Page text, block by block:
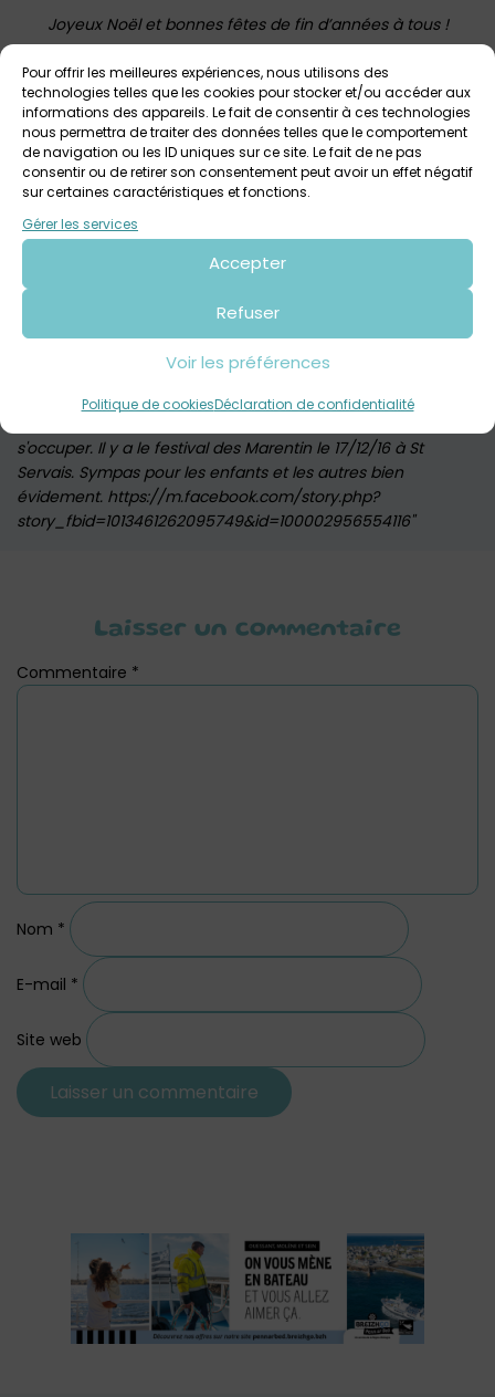
Pour offrir les meilleures expériences, nous utilisons des
technologies telles que les cookies pour stocker et/ou accéder aux
informations des appareils. Le fait de consentir à ces technologies
nous permettra de traiter des données telles que le comportement
de navigation ou les ID uniques sur ce site. Le fait de ne pas
consentir ou de retirer son consentement peut avoir un effet négatif
sur certaines caractéristiques et fonctions.
Gérer les services
Accepter
Refuser
Voir les préférences
Politique de cookiesDéclaration de confidentialité
Joyeux Noël et bonnes fêtes de fin d’années à tous !
Votre avis sur
Noël en famille, animations et
marchés de Noël dans le Finistère
Commentaires
s'occuper. Il y a le festival des Marentin le 17/12/16 à St
Servais. Sympas pour les enfants et les autres bien
évidement. https://m.facebook.com/story.php?
story_fbid=1013461262095749&id=100002956554116
Laisser un commentaire
Commentaire *
Nom *
E-mail *
Site web